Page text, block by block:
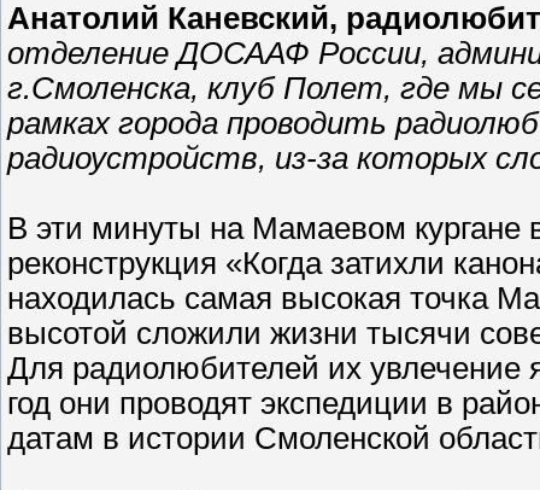
Анатолий Каневский,
отделение ДОСААФ России,
г.Смоленска, клуб Полет, где мы
рамках города проводить
радиоустройств, из-за которых
В эти минуты на Мамаевом кургане
реконструкция «Когда затихли
находилась самая высокая точка
высотой сложили жизни тысячи
Для радиолюбителей их увлечение
год они проводят экспедиции в
датам в истории Смоленской